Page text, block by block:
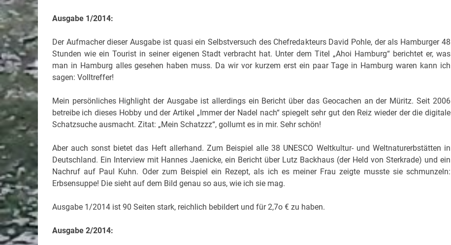
Ausgabe 1/2014:
Der Aufmacher dieser Ausgabe ist quasi ein Selbstversuch des Chefredakteurs David Pohle, der als Hamburger 48
Stunden wie ein Tourist in seiner eigenen Stadt verbracht hat. Unter dem Titel „Ahoi Hamburg“ berichtet er, was
man in Hamburg alles gesehen haben muss. Da wir vor kurzem erst ein paar Tage in Hamburg waren kann ich
sagen: Volltreffer!
Mein persönliches Highlight der Ausgabe ist allerdings ein Bericht über das Geocachen an der Müritz. Seit 2006
betreibe ich dieses Hobby und der Artikel „Immer der Nadel nach“ spiegelt sehr gut den Reiz wieder der die digitale
Schatzsuche ausmacht. Zitat: „Mein Schatzzz“, gollumt es in mir. Sehr schön!
Aber auch sonst bietet das Heft allerhand. Zum Beispiel alle 38 UNESCO Weltkultur- und Weltnaturerbstätten in
Deutschland. Ein Interview mit Hannes Jaenicke, ein Bericht über Lutz Backhaus (der Held von Sterkrade) und ein
Nachruf auf Paul Kuhn. Oder zum Beispiel ein Rezept, als ich es meiner Frau zeigte musste sie schmunzeln:
Erbsensuppe! Die sieht auf dem Bild genau so aus, wie ich sie mag.
Ausgabe 1/2014 ist 90 Seiten stark, reichlich bebildert und für 2,7o € zu haben.
Ausgabe 2/2014: